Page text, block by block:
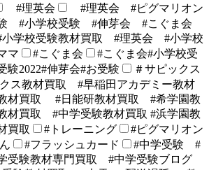
#理英会
#理英会 #ピグマリオン
#小学校受験 #伸芽会 #こぐま会
学校受験教材買取 #理英会 #小学校
マ
#こぐま会
#こぐま会#小学校受
験2022#伸芽会#お受験
＃サピックス
ス教材買取 #早稲田アカデミー教材
材買取 #日能研教材買取 #希学園教
材買取 #中学受験教材買取 #浜学園教
買取
#トレーニング
#ピグマリオン
#フラッシュカード
#中学受験 #
受験教材専門買取 #中学受験ブログ